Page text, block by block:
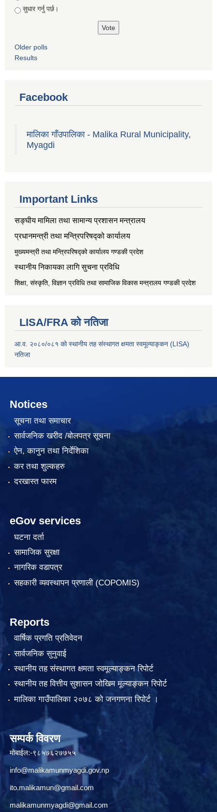
सुधार गर्नु पर्छ।
Older polls
Results
Facebook
मालिका गाँउपालिका - Malika Rural Municipality,
Myagdi
Important Links
सङ्‍घीय मामिला तथा सामान्य प्रशासन मन्त्रालय
प्रधानमन्त्री तथा मन्त्रिपरिषद्को कार्यालय
मुख्यमन्त्री तथा मन्त्रिपरिषद्को कार्यालय गण्डकी प्रदेश
स्थानीय निकायका लागि सुचना प्रविधि
शिक्षा, संस्कृति, विज्ञान प्रविधि तथा सामाजिक विकास मन्त्रालय गण्डकी प्रदेश
LISA/FRA को नतिजा
आ.व. २०८०/०८१ को स्थानीय तह संस्थागत क्षमता स्वमूल्याङ्कन (LISA)
नतिजा
Notices
सूचना तथा समाचार
सार्वजनिक खरीद /बोलपत्र सूचना
ऐन, कानुन तथा निर्देशिका
कर तथा शुल्कहरु
दरखास्त फारम
eGov services
घटना दर्ता
सामाजिक सुरक्षा
नागरिक वडापत्र
सहकारी व्यवस्थापन प्रणाली (COPOMIS)
Reports
वार्षिक प्रगति प्रतिवेदन
सार्वजनिक सुनुवाई
स्थानीय तह संस्थागत क्षमता स्वमूल्याङ्कन रिपोर्ट
स्थानीय तह वित्तीय सुशासन जोखिम मूल्याङ्कन रिपोर्ट
मालिका गाउँपालिका २०७८ को जनगणना रिपोर्ट ।
सम्पर्क विवरण
मोबाईल:-९८५७६२७७५५
info@malikamunmyagdi.gov.np
ito.malikamun@gmail.com
malikamunmyagdi@gmail.com